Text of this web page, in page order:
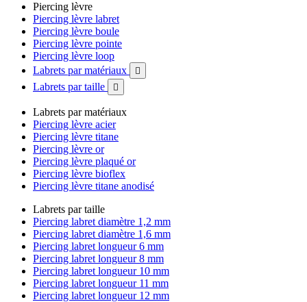
Piercing lèvre
Piercing lèvre labret
Piercing lèvre boule
Piercing lèvre pointe
Piercing lèvre loop
Labrets par matériaux

Labrets par taille 
Labrets par matériaux
Piercing lèvre acier
Piercing lèvre titane
Piercing lèvre or
Piercing lèvre plaqué or
Piercing lèvre bioflex
Piercing lèvre titane anodisé
Labrets par taille
Piercing labret diamètre 1,2 mm
Piercing labret diamètre 1,6 mm
Piercing labret longueur 6 mm
Piercing labret longueur 8 mm
Piercing labret longueur 10 mm
Piercing labret longueur 11 mm
Piercing labret longueur 12 mm